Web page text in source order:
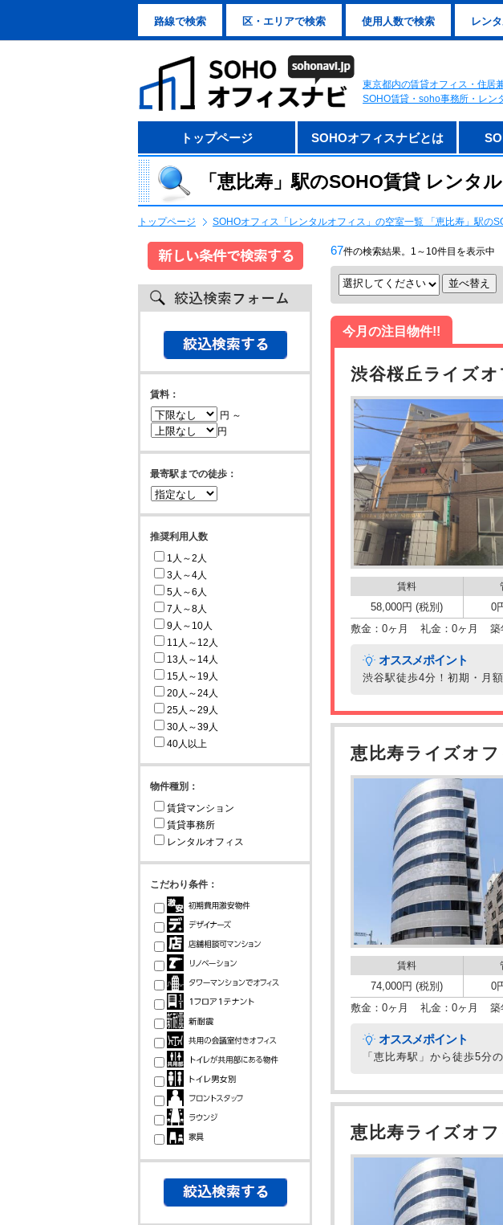
路線で検索 区・エリアで検索 使用人数で検索 レン
東京都内の賃貸オフィス・住居
SOHO賃貸・soho事務所・レン
トップページ SOHOオフィスナビとは
「恵比寿」駅のSOHO賃貸 レンタ
トップページ SOHOオフィス「レンタルオフィス」の空室一覧 「恵比寿」駅の
67件の検索結果。1～10件目を表示中
今月の注目物件!!
渋谷桜丘ライズ
賃料
58,000円 (税別) 0
敷金：0ヶ月
礼金：0ヶ月 築
オススメポイント
渋谷駅徒歩4分！初期・月
恵比寿ライズオ
賃料
74,000円 (税別) 0
敷金：0ヶ月
礼金：0ヶ月 築
オススメポイント
「恵比寿駅」から徒歩5分
恵比寿ライズオ
賃料：
円 ～
円
最寄駅までの徒歩：
推奨利用人数
1人～2人
3人～4人
5人～6人
7人～8人
9人～10人
11人～12人
13人～14人
15人～19人
20人～24人
25人～29人
30人～39人
40人以上
物件種別：
賃貸マンション
賃貸事務所
レンタルオフィス
こだわり条件：